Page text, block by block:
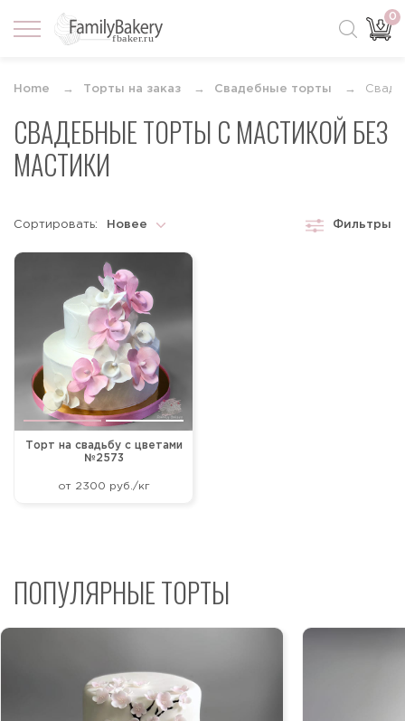
0
Home Торты на заказ Свадебные торты
СВАДЕБНЫЕ ТОРТЫ С МАСТИКОЙ БЕЗ
МАСТИКИ
Сортировать: Новее
Новее
Старше
По возрастанию цены
По убыванию цены
По популярности
Фильтры
Торт на свадьбу с цветами
№2573
от 2300 руб./кг
ПОПУЛЯРНЫЕ ТОРТЫ